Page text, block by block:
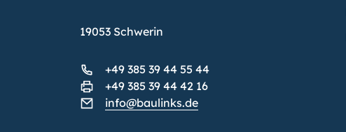
19053 Schwerin
+49 385 39 44 55 44
+49 385 39 44 42 16
info@baulinks.de